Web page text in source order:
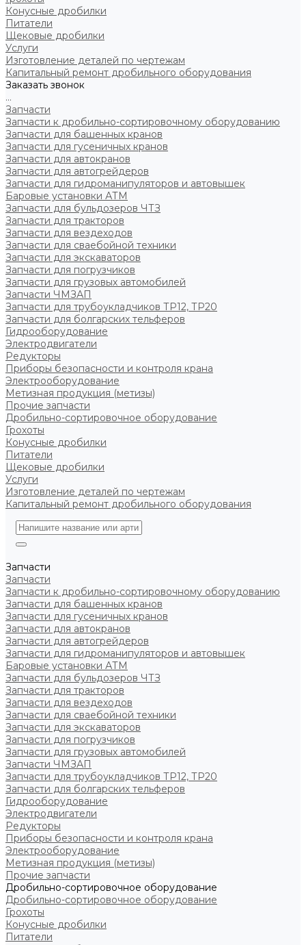
Конусные дробилки
Питатели
Щековые дробилки
Услуги
Изготовление деталей по чертежам
Капитальный ремонт дробильного оборудования
Заказать звонок
...
Запчасти
Запчасти к дробильно-сортировочному оборудованию
Запчасти для башенных кранов
Запчасти для гусеничных кранов
Запчасти для автокранов
Запчасти для автогрейдеров
Запчасти для гидроманипуляторов и автовышек
Баровые установки АТМ
Запчасти для бульдозеров ЧТЗ
Запчасти для тракторов
Запчасти для вездеходов
Запчасти для сваебойной техники
Запчасти для экскаваторов
Запчасти для погрузчиков
Запчасти для грузовых автомобилей
Запчасти ЧМЗАП
Запчасти для трубоукладчиков ТР12, ТР20
Запчасти для болгарских тельферов
Гидрооборудование
Электродвигатели
Редукторы
Приборы безопасности и контроля крана
Электрооборудование
Метизная продукция (метизы)
Прочие запчасти
Дробильно-сортировочное оборудование
Грохоты
Конусные дробилки
Питатели
Щековые дробилки
Услуги
Изготовление деталей по чертежам
Капитальный ремонт дробильного оборудования
Запчасти
Запчасти
Запчасти к дробильно-сортировочному оборудованию
Запчасти для башенных кранов
Запчасти для гусеничных кранов
Запчасти для автокранов
Запчасти для автогрейдеров
Запчасти для гидроманипуляторов и автовышек
Баровые установки АТМ
Запчасти для бульдозеров ЧТЗ
Запчасти для тракторов
Запчасти для вездеходов
Запчасти для сваебойной техники
Запчасти для экскаваторов
Запчасти для погрузчиков
Запчасти для грузовых автомобилей
Запчасти ЧМЗАП
Запчасти для трубоукладчиков ТР12, ТР20
Запчасти для болгарских тельферов
Гидрооборудование
Электродвигатели
Редукторы
Приборы безопасности и контроля крана
Электрооборудование
Метизная продукция (метизы)
Прочие запчасти
Дробильно-сортировочное оборудование
Дробильно-сортировочное оборудование
Грохоты
Конусные дробилки
Питатели